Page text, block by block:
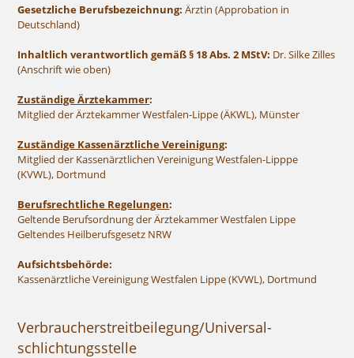
Gesetzliche Berufsbezeichnung: Ärztin (Approbation in
Deutschland)
Inhaltlich verantwortlich gemäß § 18 Abs. 2 MStV: Dr. Silke Zilles
(Anschrift wie oben)
Zuständige Ärztekammer:
Mitglied der Ärztekammer Westfalen-Lippe (ÄKWL), Münster
Zuständige Kassenärztliche Vereinigung:
Mitglied der Kassenärztlichen Vereinigung Westfalen-Lipppe
(KVWL), Dortmund
Berufsrechtliche Regelungen:
Geltende Berufsordnung der Ärztekammer Westfalen Lippe
Geltendes Heilberufsgesetz NRW
Aufsichtsbehörde:
Kassenärztliche Vereinigung Westfalen Lippe (KVWL), Dortmund
Verbraucher­streit­beilegung/Universal­
schlichtungs­stelle